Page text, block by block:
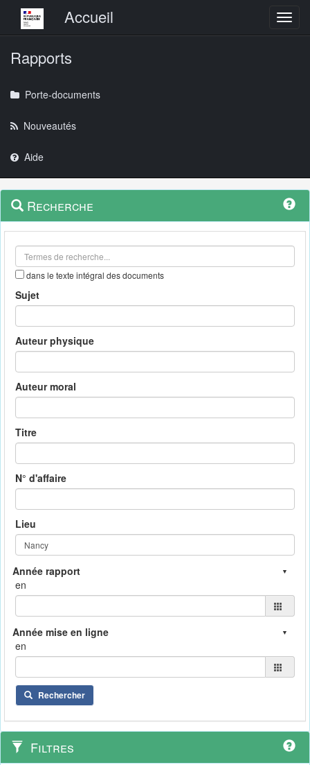
Menu principalAccueil
Rapports
Porte-documents
Nouveautés
Aide
Navigation
outils
Menu
contextuel
Recherche
dans le texte intégral des documents
Sujet
Auteur physique
Auteur moral
Titre
N° d'affaire
Lieu
en
en
Rechercher
Filtres